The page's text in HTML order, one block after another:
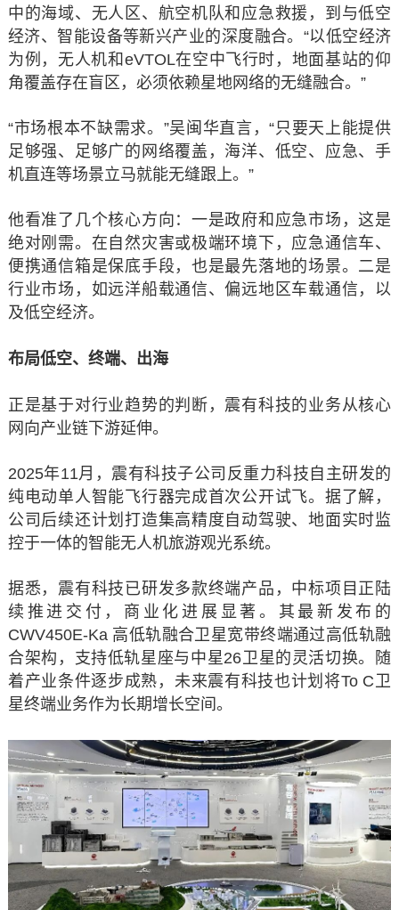
中的海域、无人区、航空机队和应急救援，到与低空
经济、智能设备等新兴产业的深度融合。“以低空经济
为例，无人机和eVTOL在空中飞行时，地面基站的仰
角覆盖存在盲区，必须依赖星地网络的无缝融合。”
“市场根本不缺需求。”吴闽华直言，“只要天上能提供
足够强、足够广的网络覆盖，海洋、低空、应急、手
机直连等场景立马就能无缝跟上。”
他看准了几个核心方向：一是政府和应急市场，这是
绝对刚需。在自然灾害或极端环境下，应急通信车、
便携通信箱是保底手段，也是最先落地的场景。二是
行业市场，如远洋船载通信、偏远地区车载通信，以
及低空经济。
布局低空、终端、出海
正是基于对行业趋势的判断，震有科技的业务从核心
网向产业链下游延伸。
2025年11月，震有科技子公司反重力科技自主研发的
纯电动单人智能飞行器完成首次公开试飞。据了解，
公司后续还计划打造集高精度自动驾驶、地面实时监
控于一体的智能无人机旅游观光系统。
据悉，震有科技已研发多款终端产品，中标项目正陆
续推进交付，商业化进展显著。其最新发布的
CWV450E-Ka 高低轨融合卫星宽带终端通过高低轨融
合架构，支持低轨星座与中星26卫星的灵活切换。随
着产业条件逐步成熟，未来震有科技也计划将To C卫
星终端业务作为长期增长空间。